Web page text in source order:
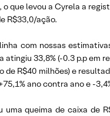
que levou a Cyrela a
R$33,0/ação.
com nossas
33,8% (-0.3 p.p
de R$40 milhões) e
ano contra ano e -
queima de caixa de